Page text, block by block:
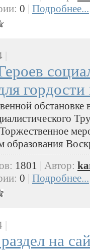
0 | Подробнее...
обстановке
образования
1801 Автор:
0 Подробнее...
|
на